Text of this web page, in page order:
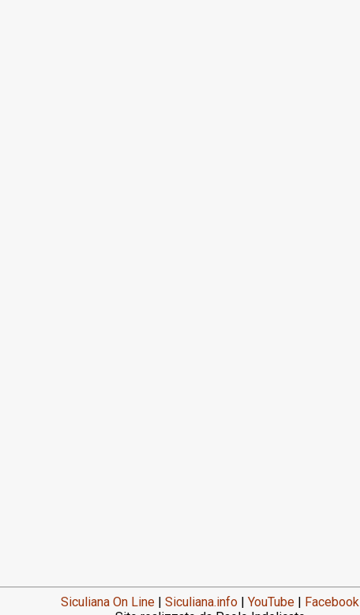
Siculiana On Line | Siculiana.info | YouTube | Facebook